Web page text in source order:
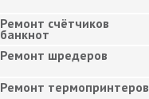
Ремонт счётчиков
банкнот
Ремонт шредеров
Ремонт термопринтеров